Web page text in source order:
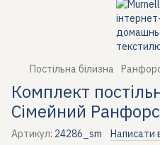
Постільна білизна
Комплект
Сімейний
Артикул: 24286_sm Написати